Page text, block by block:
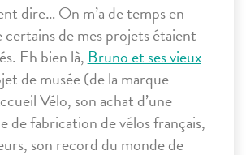
dire… On m’a de temps en
de mes projets étaient
Eh bien là,Bruno et ses vieux
de musée (de la marque
Vélo, son achat d’une
de fabrication de vélos français,
son record du monde de